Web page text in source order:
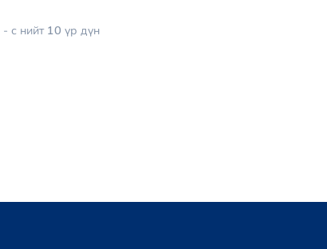
- с нийт 10 үр дүн